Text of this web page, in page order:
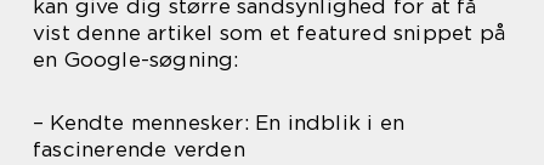
kan give dig større sandsynlighed for at få
vist denne artikel som et featured snippet på
en Google-søgning:
– Kendte mennesker: En indblik i en
fascinerende verden